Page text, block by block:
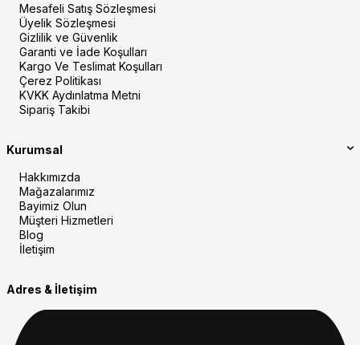
Mesafeli Satış Sözleşmesi
Üyelik Sözleşmesi
Gizlilik ve Güvenlik
Garanti ve İade Koşulları
Kargo Ve Teslimat Koşulları
Çerez Politikası
KVKK Aydınlatma Metni
Sipariş Takibi
Kurumsal
Hakkımızda
Mağazalarımız
Bayimiz Olun
Müşteri Hizmetleri
Blog
İletişim
Adres & İletişim